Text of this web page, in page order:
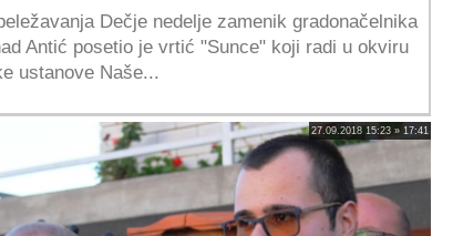
Dečje nedelje zamenik gradonačelnika
Antić posetio je vrtić "Sunce" koji radi u okviru
ustanove Naše...
27.09.2018 15:23 » 17:41